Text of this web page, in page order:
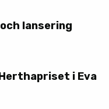
lansering
i Eva